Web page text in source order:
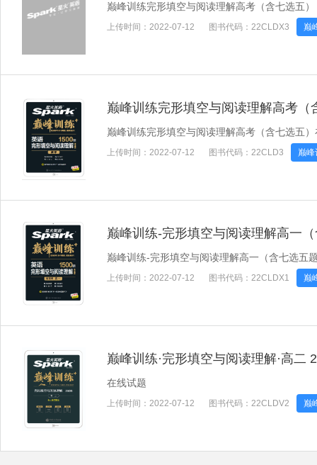
巅峰训练完形填空与阅读理解高考（含七选五
上传时间： 2022-07-12 图书代码： 22CLDX3 巅
巅峰训练完形填空与阅读理解高考（
巅峰训练完形填空与阅读理解高考（含七选五
上传时间： 2022-07-12 图书代码： 22CLD3 巅峰
巅峰训练-完形填空与阅读理解高一
巅峰训练-完形填空与阅读理解高一（含七选五
上传时间： 2022-07-12 图书代码： 22CLDX1 巅
巅峰训练·完形填空与阅读理解·高二
在线试题
上传时间： 2022-07-12 图书代码： 22CLDV2 巅